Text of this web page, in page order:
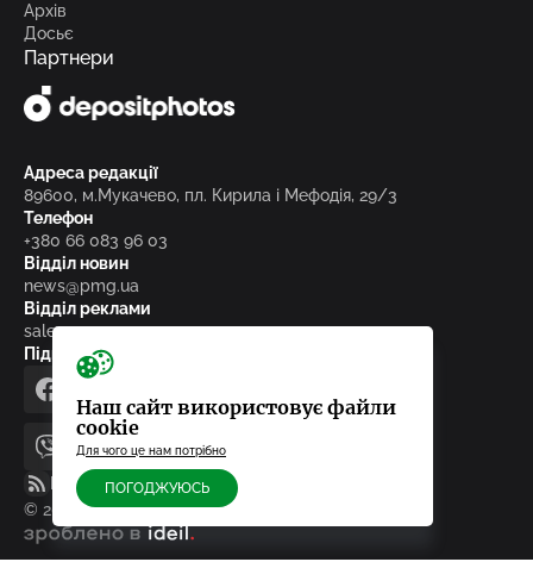
Архів
Досьє
Партнери
Адреса редакції
89600, м.Мукачево, пл. Кирила і Мефодія, 29/3
Телефон
+380 66 083 96 03
Відділ новин
news@pmg.ua
Відділ реклами
sales@pmg.ua
Підписуйтесь на нас у соціальних мережах
facebooktelegram
viber
youtube
RSS-стрічка
© 2010-2026, ТОВ «Редакція газети «Панорама»
зроблено в ideil.
Наш сайт використовує файли
cookie
Для чого це нам потрібно
ПОГОДЖУЮСЬ